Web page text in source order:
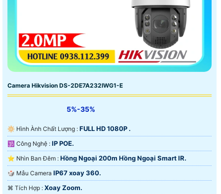
Camera Hikvision DS-2DE7A232IWG1-E
5%-35%
🔆 Hình Ành Chất Lượng : FULL HD 1080P .
🕉️ Công Nghệ : IP POE.
⭐ Nhìn Ban Đêm : Hồng Ngoại 200m Hồng Ngoại Smart IR.
🎲 Mẫu Camera IP67 xoay 360.
️⌘ Tích Hợp : Xoay Zoom.